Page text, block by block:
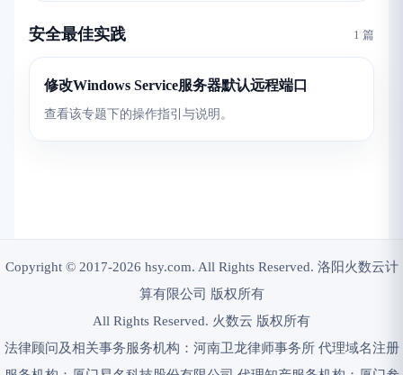
安全最佳实践 1 篇
修改Windows Service服务器默认远程端口
查看该专题下的操作指引与说明。
Copyright © 2017-2026 hsy.com. All Rights Reserved. 洛阳火数云计
算有限公司 版权所有
All Rights Reserved. 火数云 版权所有
法律顾问及相关事务服务机构：河南卫龙律师事务所 代理域名注册